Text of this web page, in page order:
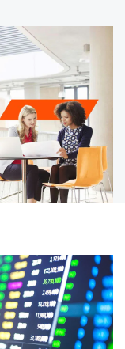
et gérer